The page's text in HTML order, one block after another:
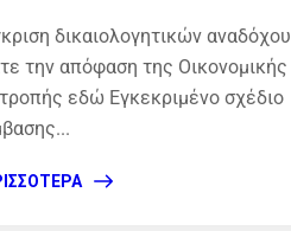
δικαιολογητικών αναδόχου
την απόφαση της Οικονομικής
εδώ Εγκεκριμένο σχέδιο